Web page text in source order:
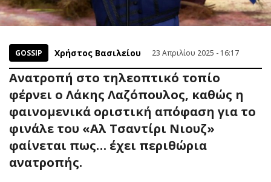
GOSSIP Χρήστος Βασιλείου 23 Απριλίου 2025 - 16:17
Ανατροπή στο τηλεοπτικό τοπίο
φέρνει ο Λάκης Λαζόπουλος, καθώς η
φαινομενικά οριστική απόφαση για το
φινάλε του «Αλ Τσαντίρι Νιουζ»
φαίνεται πως… έχει περιθώρια
ανατροπής.